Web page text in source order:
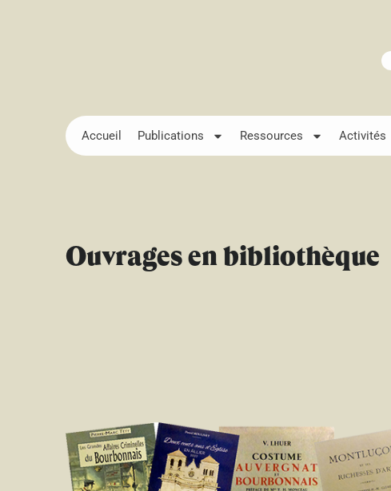
Accueil Publications Ressources Activités
Ouvrages en bibliothèque